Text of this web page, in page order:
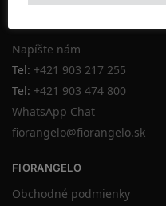
Napíšte nám
Tel: +421 903 217 255
Tel: +421 903 474 800
WhatsApp Chat
fiorangelo@fiorangelo.sk
FIORANGELO
Obchodné podmienky